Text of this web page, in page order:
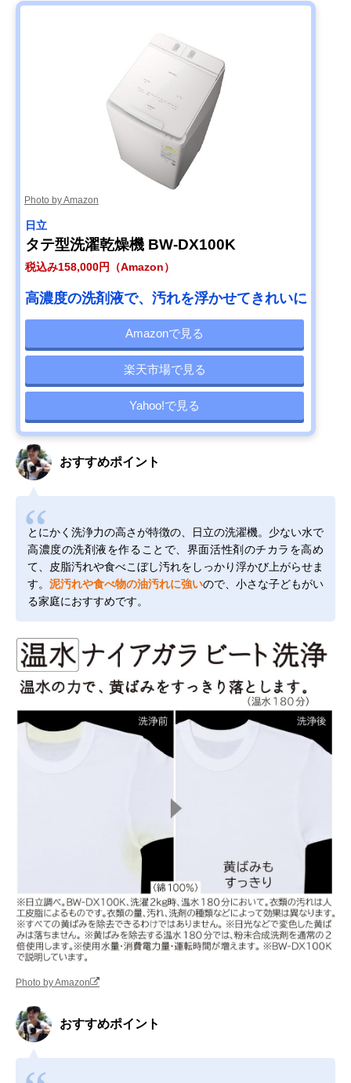
Photo by Amazon
日立
タテ型洗濯乾燥機 BW-DX100K
税込み158,000円（Amazon）
高濃度の洗剤液で、汚れを浮かせてきれいに
Amazonで見る
楽天市場で見る
Yahoo!で見る
おすすめポイント
とにかく洗浄力の高さが特徴の、日立の洗濯機。少ない水で
高濃度の洗剤液を作ることで、界面活性剤のチカラを高め
て、皮脂汚れや食べこぼし汚れをしっかり浮かび上がらせま
す。 泥汚れや食べ物の油汚れに強いので、小さな子どもがい
る家庭におすすめです。
Photo by Amazon
おすすめポイント